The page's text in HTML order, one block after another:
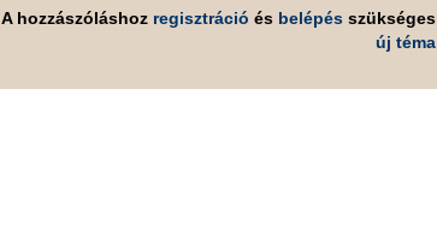
A hozzászóláshoz regisztráció és belépésszükséges
új téma